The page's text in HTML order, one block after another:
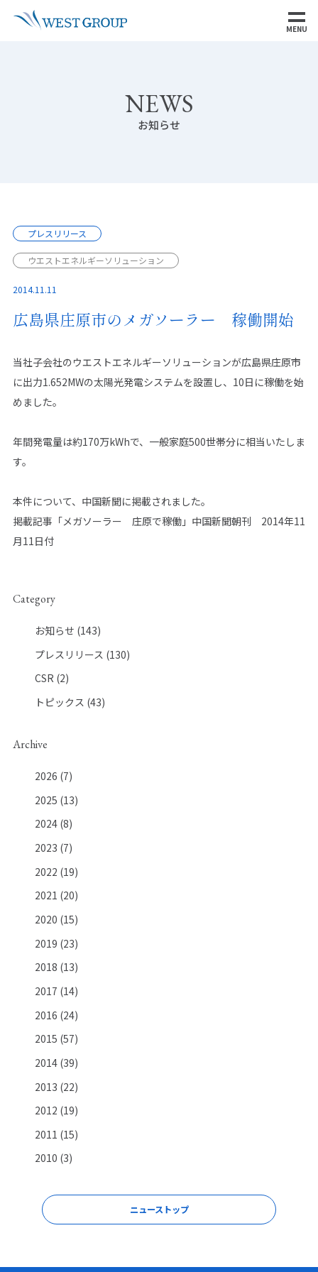
MENU
SITE MAP
グループ情報
企業情報
サステナビリティ
環境活動
社会活動
再生可能エネルギー事業
CS事業
NEWS
お知らせ
プレスリリース
ウエストエネルギーソリューション
2014.11.11
広島県庄原市のメガソーラー 稼働開始
当社子会社のウエストエネルギーソリューションが広島県庄原市
に出力1.652MWの太陽光発電システムを設置し、10日に稼働を始
めました。
年間発電量は約170万kWhで、一般家庭500世帯分に相当いたしま
す。
本件について、中国新聞に掲載されました。
掲載記事「メガソーラー 庄原で稼働」中国新聞朝刊 2014年11
月11日付
Category
お知らせ (143)
プレスリリース (130)
CSR (2)
トピックス (43)
Archive
2026 (7)
2025 (13)
2024 (8)
2023 (7)
2022 (19)
2021 (20)
2020 (15)
2019 (23)
2018 (13)
2017 (14)
2016 (24)
2015 (57)
2014 (39)
2013 (22)
2012 (19)
2011 (15)
2010 (3)
ニューストップ